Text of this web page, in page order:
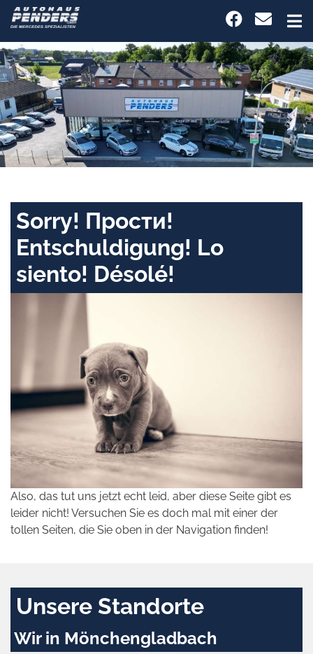
Sorry! Прости!
Entschuldigung! Lo
siento! Désolé!
Also, das tut uns jetzt echt leid, aber diese Seite gibt es
leider nicht! Versuchen Sie es doch mal mit einer der
tollen Seiten, die Sie oben in der Navigation finden!
Unsere Standorte
Wir in Mönchengladbach